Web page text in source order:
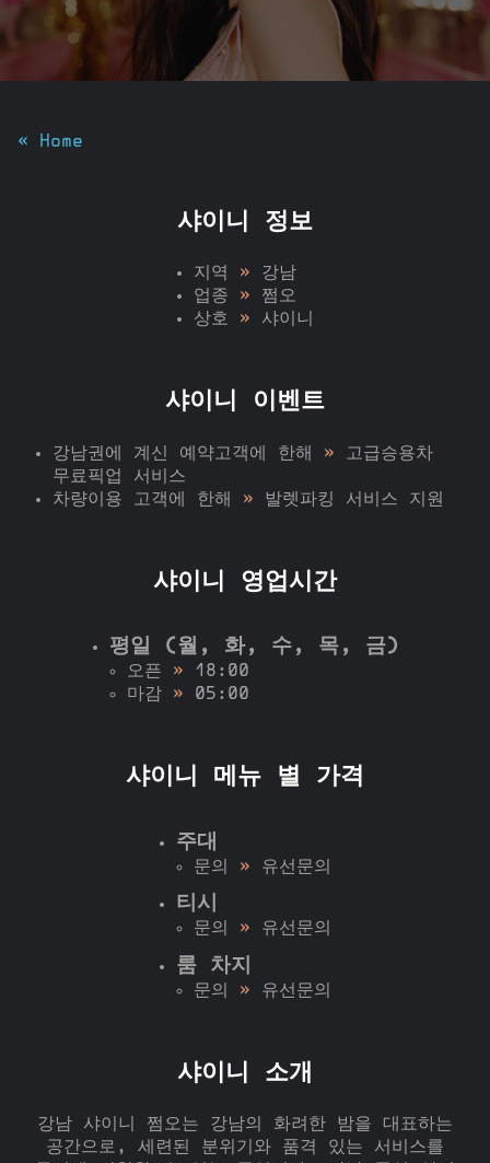
« Home
샤이니 정보
지역 » 강남
업종 » 쩜오
상호 » 샤이니
샤이니 이벤트
강남권에 계신 예약고객에 한해 » 고급승용차
무료픽업 서비스
차량이용 고객에 한해 » 발렛파킹 서비스 지원
샤이니 영업시간
평일 (월, 화, 수, 목, 금)
오픈 » 18:00
마감 » 05:00
샤이니 메뉴 별 가격
주대
문의 » 유선문의
티시
문의 » 유선문의
룸 차지
문의 » 유선문의
샤이니 소개
강남 샤이니 쩜오는 강남의 화려한 밤을 대표하는
공간으로, 세련된 분위기와 품격 있는 서비스를